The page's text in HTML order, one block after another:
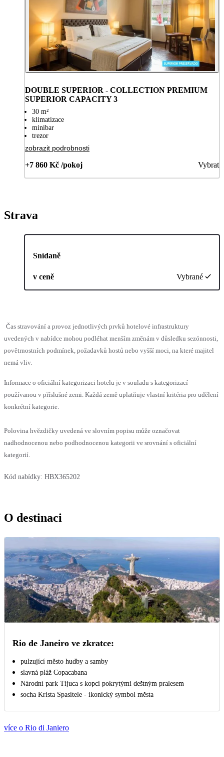
DOUBLE SUPERIOR - COLLECTION PREMIUM
SUPERIOR CAPACITY 3
30 m²
klimatizace
minibar
trezor
zobrazit podrobnosti
+7 860 Kč /pokoj Vybrat
Strava
Snídaně
v ceně Vybrané
Čas stravování a provoz jednotlivých prvků hotelové infrastruktury
uvedených v nabídce mohou podléhat menším změnám v důsledku sezónnosti,
povětrnostních podmínek, požadavků hostů nebo vyšší moci, na které majitel
nemá vliv.
Informace o oficiální kategorizaci hotelu je v souladu s kategorizací
používanou v příslušné zemi. Každá země uplatňuje vlastní kritéria pro udělení
konkrétní kategorie.
Polovina hvězdičky uvedená ve slovním popisu může označovat
nadhodnocenou nebo podhodnocenou kategorii ve srovnání s oficiální
kategorií.
Kód nabídky: HBX365202
O destinaci
Rio de Janeiro ve zkratce:
pulzující město hudby a samby
slavná pláž Copacabana
Národní park Tijuca s kopci pokrytými deštným pralesem
socha Krista Spasitele - ikonický symbol města
více o Rio di Janiero